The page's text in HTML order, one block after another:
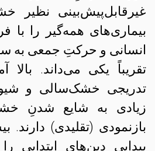
غیرقابل‌پیش‌بینی نظیر
بیماری‌های همه‌گیر را با
انسانی و حرکتِ جمعی به
تقریباً یکی می‌داند.
تدریجی خشک‌سالی و
زیادی به شایع شدنِ
بازنمودی (تقلیدی) دارند.
پیدایی‌ دین‌های ابتدایی را